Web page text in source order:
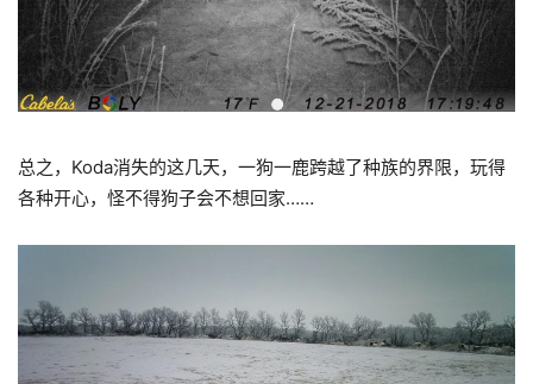
总之，Koda消失的这几天，一狗一鹿跨越了种族的界限，玩得
各种开心，怪不得狗子会不想回家……